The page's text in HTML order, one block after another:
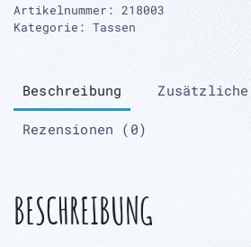
Artikelnummer: 218003
Kategorie: Tassen
Beschreibung
Rezensionen (0)
BESCHREIBUNG